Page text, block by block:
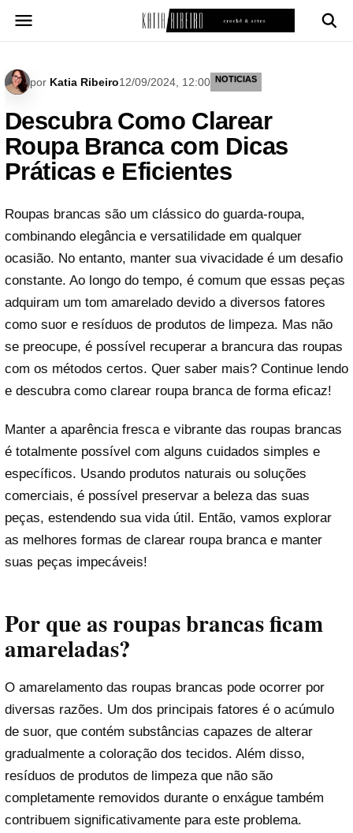
para
por Katia Ribeiro12/09/2024, 12:00 NOTICIAS
Descubra Como Clarear
Roupa Branca com Dicas
Práticas e Eficientes
Roupas brancas são um clássico do guarda-roupa,
combinando elegância e versatilidade em qualquer
ocasião. No entanto, manter sua vivacidade é um desafio
constante. Ao longo do tempo, é comum que essas peças
adquiram um tom amarelado devido a diversos fatores
como suor e resíduos de produtos de limpeza. Mas não
se preocupe, é possível recuperar a brancura das roupas
com os métodos certos. Quer saber mais? Continue lendo
e descubra como clarear roupa branca de forma eficaz!
Manter a aparência fresca e vibrante das roupas brancas
é totalmente possível com alguns cuidados simples e
específicos. Usando produtos naturais ou soluções
comerciais, é possível preservar a beleza das suas
peças, estendendo sua vida útil. Então, vamos explorar
as melhores formas de clarear roupa branca e manter
suas peças impecáveis!
Por que as roupas brancas ficam
amareladas?
O amarelamento das roupas brancas pode ocorrer por
diversas razões. Um dos principais fatores é o acúmulo
de suor, que contém substâncias capazes de alterar
gradualmente a coloração dos tecidos. Além disso,
resíduos de produtos de limpeza que não são
completamente removidos durante o enxágue também
contribuem significativamente para este problema.